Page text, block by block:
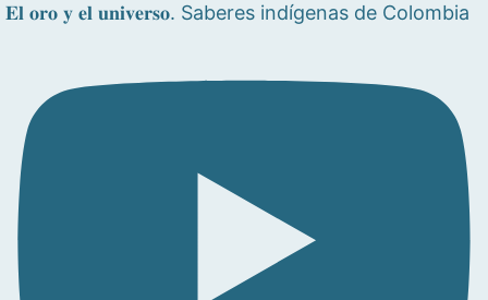
𝐄𝐥 𝐨𝐫𝐨 𝐲 𝐞𝐥 𝐮𝐧𝐢𝐯𝐞𝐫𝐬𝐨. Saberes indígenas de Colombia